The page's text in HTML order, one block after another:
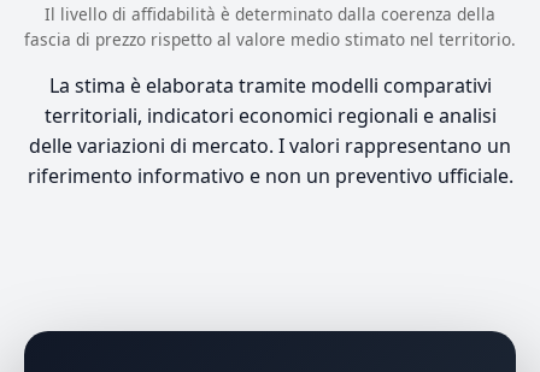
Il livello di affidabilità è determinato dalla coerenza della
fascia di prezzo rispetto al valore medio stimato nel territorio.
La stima è elaborata tramite modelli comparativi
territoriali, indicatori economici regionali e analisi
delle variazioni di mercato. I valori rappresentano un
riferimento informativo e non un preventivo ufficiale.